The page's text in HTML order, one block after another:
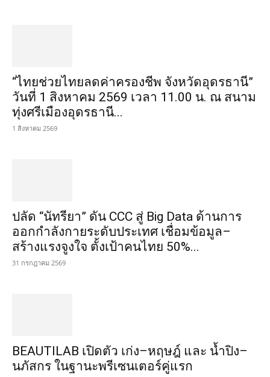
“ไทยช่วยไทยลดค่าครองชีพ จังหวัดอุดรธานี”
วันที่ 1 สิงหาคม 2569 เวลา 11.00 น. ณ สนาม
ทุ่งศรีเมืองอุดรธานี...
1 สิงหาคม 2569
ปลัด “นัทรียา” ดัน CCC สู่ Big Data ด้านการ
ออกกำลังกายระดับประเทศ เชื่อมข้อมูล–
สร้างแรงจูงใจ ตั้งเป้าคนไทย 50%...
31 กรกฎาคม 2569
BEAUTILAB เปิดตัว เก่ง–หฤษฎ์ และ น้ำปิง–
นภัสกร ในฐานะพรีเซนเตอร์คู่แรก